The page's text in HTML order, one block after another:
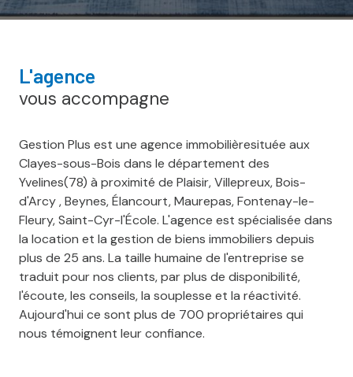
l'agence
vous accompagne
Gestion Plus est une agence immobilièresituée aux
Clayes-sous-Bois dans le département des
Yvelines(78) à proximité de Plaisir, Villepreux, Bois-
d'Arcy , Beynes, Élancourt, Maurepas, Fontenay-le-
Fleury, Saint-Cyr-l'École. L'agence est spécialisée dans
la location et la gestion de biens immobiliers depuis
plus de 25 ans. La taille humaine de l'entreprise se
traduit pour nos clients, par plus de disponibilité,
l'écoute, les conseils, la souplesse et la réactivité.
Aujourd'hui ce sont plus de 700 propriétaires qui
nous témoignent leur confiance.